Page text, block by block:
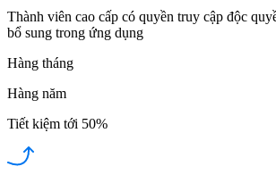
Thành viên cao cấp có quyền truy cập độc
bổ sung trong ứng dụng
Hàng tháng
Hàng năm
Tiết kiệm tới 50%